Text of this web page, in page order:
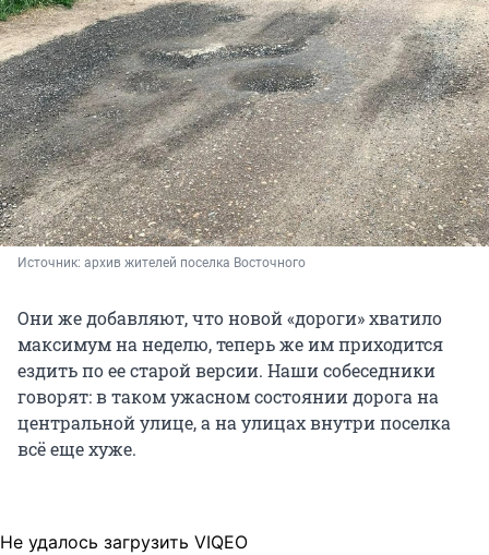
Источник: архив жителей поселка Восточного
Они же добавляют, что новой «дороги» хватило
максимум на неделю, теперь же им приходится
ездить по ее старой версии. Наши собеседники
говорят: в таком ужасном состоянии дорога на
центральной улице, а на улицах внутри поселка
всё еще хуже.
Не удалось загрузить VIQEO